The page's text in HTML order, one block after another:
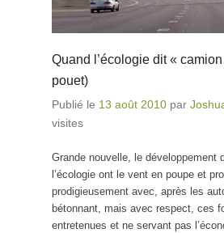
Quand l’écologie dit «
pouet)
Publié le 13 août 2010 par
visites
Grande nouvelle, le développement
l’écologie ont le vent en poupe et
prodigieusement avec, après les
bétonnant, mais avec respect, ces
entretenues et ne servant pas